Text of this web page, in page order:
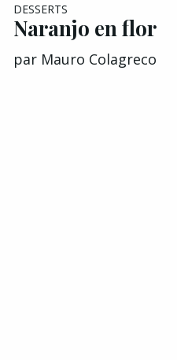
DESSERTS
Naranjo en flor
par Mauro Colagreco